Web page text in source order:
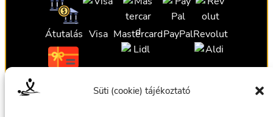
Süti (cookie) tájékoztató
Átutalás Visa MastercardPayPalRevolut
Ajándékutalvány